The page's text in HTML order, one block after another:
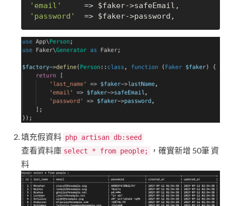
'email'
'password'
填充假資料 php artisan db:seed
查看資料庫 select * from people;
，確實新增 50筆 資
料